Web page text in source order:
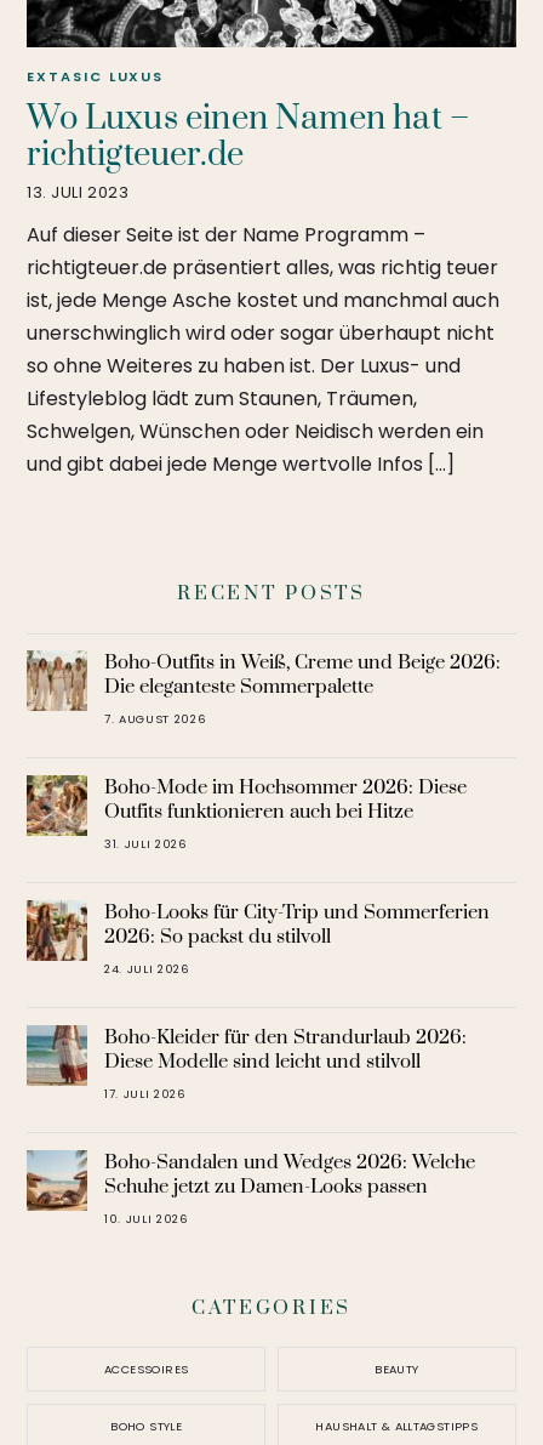
13. JULI 2023
Wo Luxus einen Namen hat –
richtigteuer.de
EXTASIC LUXUS
Auf dieser Seite ist der Name Programm –
richtigteuer.de präsentiert alles, was richtig teuer
ist, jede Menge Asche kostet und manchmal auch
unerschwinglich wird oder sogar überhaupt nicht
so ohne Weiteres zu haben ist. Der Luxus- und
Lifestyleblog lädt zum Staunen, Träumen,
Schwelgen, Wünschen oder Neidisch werden ein
und gibt dabei jede Menge wertvolle Infos […]
RECENT POSTS
Boho-Outfits in Weiß, Creme und Beige 2026:
Die eleganteste Sommerpalette
7. AUGUST 2026
Boho-Mode im Hochsommer 2026: Diese
Outfits funktionieren auch bei Hitze
31. JULI 2026
Boho-Looks für City-Trip und Sommerferien
2026: So packst du stilvoll
24. JULI 2026
Boho-Kleider für den Strandurlaub 2026:
Diese Modelle sind leicht und stilvoll
17. JULI 2026
Boho-Sandalen und Wedges 2026: Welche
Schuhe jetzt zu Damen-Looks passen
10. JULI 2026
CATEGORIES
ACCESSOIRES BEAUTY
BOHO STYLE HAUSHALT & ALLTAGSTIPPS